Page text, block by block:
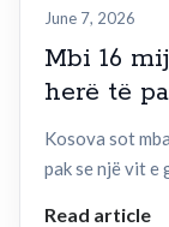
June 7, 2026
Mbi 16
herë të
Kosova sot
pak se një vit e
Read article